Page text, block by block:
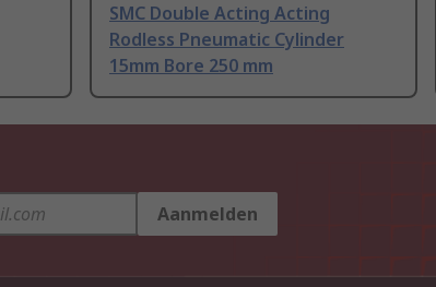
SMC Double Acting Acting
Rodless Pneumatic Cylinder
15mm Bore 250 mm
Aanmelden